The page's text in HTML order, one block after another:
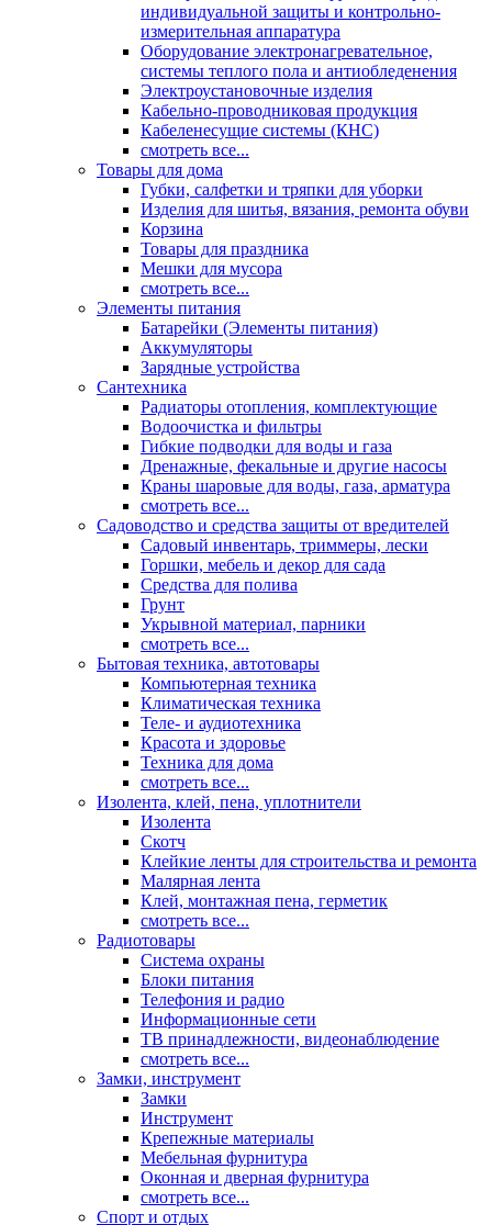
индивидуальной защиты и контрольно-
измерительная аппаратура
Оборудование электронагревательное,
системы теплого пола и антиобледенения
Электроустановочные изделия
Кабельно-проводниковая продукция
Кабеленесущие системы (КНС)
смотреть все...
Товары для дома
Губки, салфетки и тряпки для уборки
Изделия для шитья, вязания, ремонта обуви
Корзина
Товары для праздника
Мешки для мусора
смотреть все...
Элементы питания
Батарейки (Элементы питания)
Аккумуляторы
Зарядные устройства
Сантехника
Радиаторы отопления, комплектующие
Водоочистка и фильтры
Гибкие подводки для воды и газа
Дренажные, фекальные и другие насосы
Краны шаровые для воды, газа, арматура
смотреть все...
Садоводство и средства защиты от вредителей
Садовый инвентарь, триммеры, лески
Горшки, мебель и декор для сада
Средства для полива
Грунт
Укрывной материал, парники
смотреть все...
Бытовая техника, автотовары
Компьютерная техника
Климатическая техника
Теле- и аудиотехника
Красота и здоровье
Техника для дома
смотреть все...
Изолента, клей, пена, уплотнители
Изолента
Скотч
Клейкие ленты для строительства и ремонта
Малярная лента
Клей, монтажная пена, герметик
смотреть все...
Радиотовары
Система охраны
Блоки питания
Телефония и радио
Информационные сети
ТВ принадлежности, видеонаблюдение
смотреть все...
Замки, инструмент
Замки
Инструмент
Крепежные материалы
Мебельная фурнитура
Оконная и дверная фурнитура
смотреть все...
Спорт и отдых